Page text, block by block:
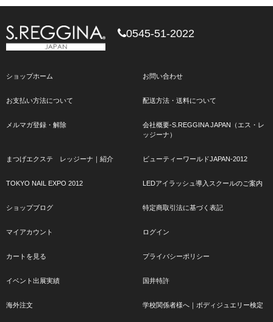
0545-51-2022
ショップホーム お問い合わせ
お支払い方法について 配送方法・送料について
メルマガ登録・解除
会社概要-S.REGGINA JAPAN（エス・レ
ッジーナ）
まつげエクステ レッジーナ｜紹介 ビューティーワールドJAPAN-2012
TOKYO NAIL EXPO 2012 LEDアイラッシュ導入スクールのご案内
ショップブログ 特定商取引法に基づく表記
マイアカウント ログイン
カートを見る プライバシーポリシー
イベント出展実績 国井特許
海外注文 学校関係者様へ｜ボディジュエリー検定